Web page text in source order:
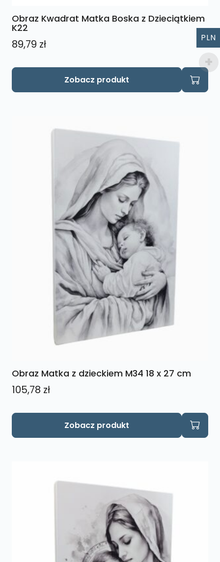
Obraz Kwadrat Matka Boska z Dzieciątkiem
K22
89,79 zł
Zobacz produkt
Obraz Matka z dzieckiem M34 18 x 27 cm
105,78 zł
Zobacz produkt
PLN